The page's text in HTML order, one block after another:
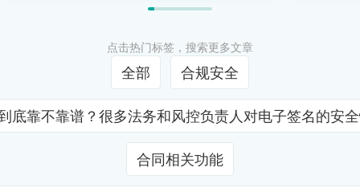
点击热门标签，搜索更多文章
全部 合规安全
靠不靠谱？很多法务和风控负责人对电子签名的
合同相关功能